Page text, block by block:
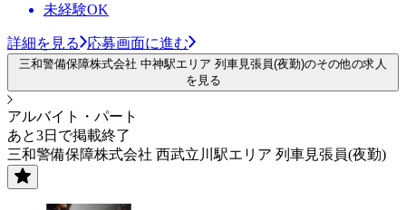
未経験OK
詳細を見る 応募画面に進む
三和警備保障株式会社 中神駅エリア 列車見張員(夜勤)のその他の求人
を見る
アルバイト・パート
あと3日で掲載終了
三和警備保障株式会社 西武立川駅エリア 列車見張員(夜勤)